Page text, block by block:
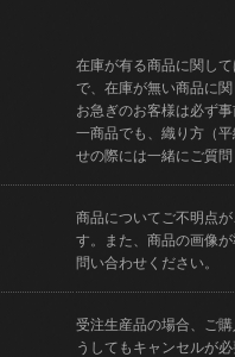
在庫が有る商品に関し
で、在庫が無い商品に
お急ぎのお客様は必ず
一商品でも、織り方（
せの際には一緒にご質問
商品についてご不明点
す。また、商品の画像
問い合わせください。
受注生産品の場合、ご
うしてもキャンセルが